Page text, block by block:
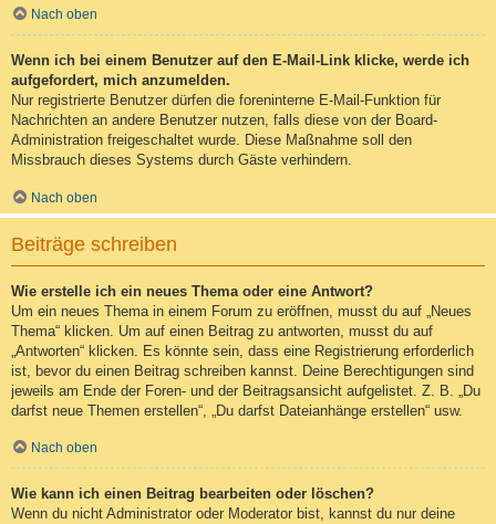
Nach oben
Wenn ich bei einem Benutzer auf den E-Mail-Link klicke, werde ich
aufgefordert, mich anzumelden.
Nur registrierte Benutzer dürfen die foreninterne E-Mail-Funktion für
Nachrichten an andere Benutzer nutzen, falls diese von der Board-
Administration freigeschaltet wurde. Diese Maßnahme soll den
Missbrauch dieses Systems durch Gäste verhindern.
Nach oben
Beiträge schreiben
Wie erstelle ich ein neues Thema oder eine Antwort?
Um ein neues Thema in einem Forum zu eröffnen, musst du auf „Neues
Thema“ klicken. Um auf einen Beitrag zu antworten, musst du auf
„Antworten“ klicken. Es könnte sein, dass eine Registrierung erforderlich
ist, bevor du einen Beitrag schreiben kannst. Deine Berechtigungen sind
jeweils am Ende der Foren- und der Beitragsansicht aufgelistet. Z. B. „Du
darfst neue Themen erstellen“, „Du darfst Dateianhänge erstellen“ usw.
Nach oben
Wie kann ich einen Beitrag bearbeiten oder löschen?
Wenn du nicht Administrator oder Moderator bist, kannst du nur deine